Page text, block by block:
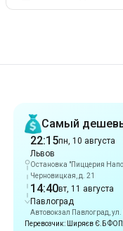
Самый
22:15пн, 10 августа
Львов
Остановка "Пиццерия
Черновицкая, д. 21
14:40вт, 11 августа
Павлоград
Автовокзал Павлоград,
Перевозчик: Ширяєв Є.Б